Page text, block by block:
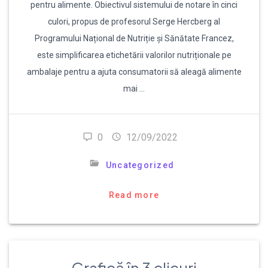
pentru alimente. Obiectivul sistemului de notare în cinci
culori, propus de profesorul Serge Hercberg al
Programului Național de Nutriție și Sănătate Francez,
este simplificarea etichetării valorilor nutriționale pe
ambalaje pentru a ajuta consumatorii să aleagă alimente
mai …
0 12/09/2022
Uncategorized
Read more